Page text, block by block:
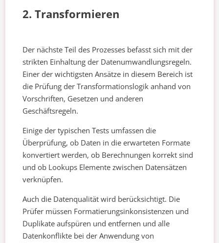
2. Transformieren
Der nächste Teil des Prozesses befasst sich mit der
strikten Einhaltung der Datenumwandlungsregeln.
Einer der wichtigsten Ansätze in diesem Bereich ist
die Prüfung der Transformationslogik anhand von
Vorschriften, Gesetzen und anderen
Geschäftsregeln.
Einige der typischen Tests umfassen die
Überprüfung, ob Daten in die erwarteten Formate
konvertiert werden, ob Berechnungen korrekt sind
und ob Lookups Elemente zwischen Datensätzen
verknüpfen.
Auch die Datenqualität wird berücksichtigt. Die
Prüfer müssen Formatierungsinkonsistenzen und
Duplikate aufspüren und entfernen und alle
Datenkonflikte bei der Anwendung von